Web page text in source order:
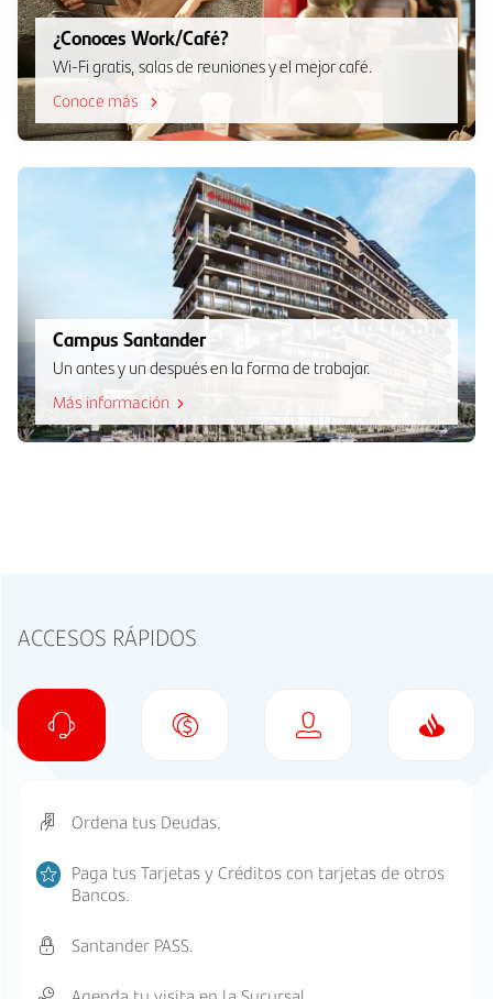
¿Conoces Work/Café?
Wi-Fi gratis, salas de reuniones y el mejor café.
Conoce más
Campus Santander
Un antes y un después en la forma de trabajar.
Más información
ACCESOS RÁPIDOS
Ordena tus Deudas.
Paga tus Tarjetas y Créditos con tarjetas de otros
Bancos.
Santander PASS.